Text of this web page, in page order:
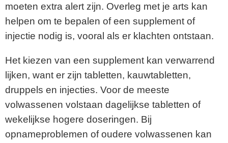
moeten extra alert zijn. Overleg met je arts kan
helpen om te bepalen of een supplement of
injectie nodig is, vooral als er klachten ontstaan.
Het kiezen van een supplement kan verwarrend
lijken, want er zijn tabletten, kauwtabletten,
druppels en injecties. Voor de meeste
volwassenen volstaan dagelijkse tabletten of
wekelijkse hogere doseringen. Bij
opnameproblemen of oudere volwassenen kan